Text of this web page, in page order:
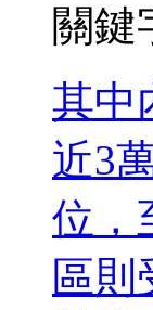
關鍵
其中
近3
位，
區則